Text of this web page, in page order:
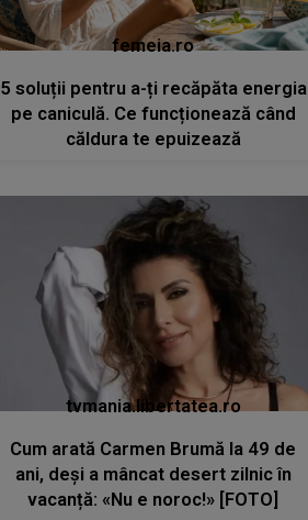
femeia.ro
5 soluții pentru a-ți recăpăta energia
pe caniculă. Ce funcționează când
căldura te epuizează
tvmania.libertatea.ro
Cum arată Carmen Brumă la 49 de
ani, deși a mâncat desert zilnic în
vacanță: «Nu e noroc!» [FOTO]